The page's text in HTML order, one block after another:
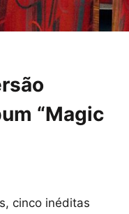
“Magic
cinco inéditas